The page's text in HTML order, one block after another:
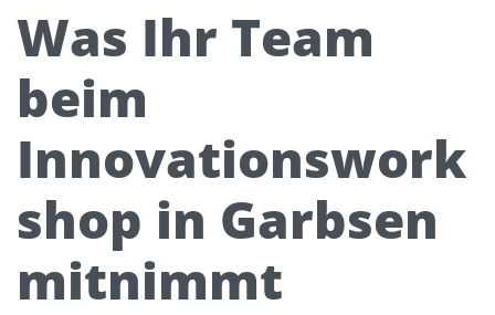
Was Ihr Team
beim
Innovationswork
shop in Garbsen
mitnimmt